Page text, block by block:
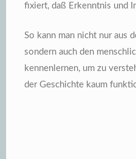
fixiert, daß Erkenntnis und
So kann man nicht nur aus
sondern auch den
kennenlernen, um zu
der Geschichte kaum